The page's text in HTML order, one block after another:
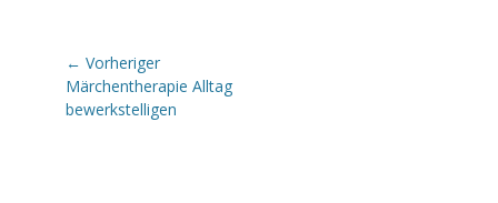
Beitragsnavigation
← Vorheriger
Vorheriger
Beitrag:
Märchentherapie Alltag
bewerkstelligen